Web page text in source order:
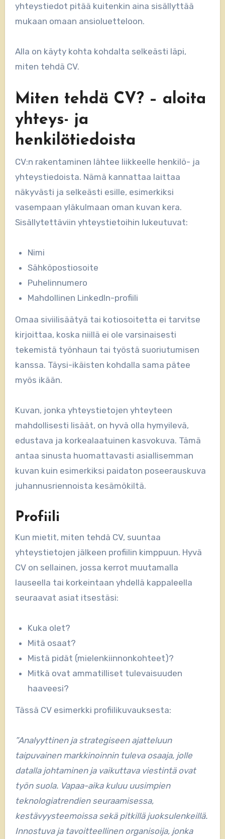
yhteystiedot pitää kuitenkin aina sisällyttää
mukaan omaan ansioluetteloon.
Alla on käyty kohta kohdalta selkeästi läpi,
miten tehdä CV.
Miten tehdä CV? – aloita
yhteys- ja
henkilötiedoista
CV:n rakentaminen lähtee liikkeelle henkilö- ja
yhteystiedoista. Nämä kannattaa laittaa
näkyvästi ja selkeästi esille, esimerkiksi
vasempaan yläkulmaan oman kuvan kera.
Sisällytettäviin yhteystietoihin lukeutuvat:
Nimi
Sähköpostiosoite
Puhelinnumero
Mahdollinen LinkedIn-profiili
Omaa siviilisäätyä tai kotiosoitetta ei tarvitse
kirjoittaa, koska niillä ei ole varsinaisesti
tekemistä työnhaun tai työstä suoriutumisen
kanssa. Täysi-ikäisten kohdalla sama pätee
myös ikään.
Kuvan, jonka yhteystietojen yhteyteen
mahdollisesti lisäät, on hyvä olla hymyilevä,
edustava ja korkealaatuinen kasvokuva. Tämä
antaa sinusta huomattavasti asiallisemman
kuvan kuin esimerkiksi paidaton poseerauskuva
juhannusriennoista kesämökiltä.
Profiili
Kun mietit, miten tehdä CV, suuntaa
yhteystietojen jälkeen profiilin kimppuun. Hyvä
CV on sellainen, jossa kerrot muutamalla
lauseella tai korkeintaan yhdellä kappaleella
seuraavat asiat itsestäsi:
Kuka olet?
Mitä osaat?
Mistä pidät (mielenkiinnonkohteet)?
Mitkä ovat ammatilliset tulevaisuuden
haaveesi?
Tässä CV esimerkki profiilikuvauksesta:
”Analyyttinen ja strategiseen ajatteluun
taipuvainen markkinoinnin tuleva osaaja, jolle
datalla johtaminen ja vaikuttava viestintä ovat
työn suola. Vapaa-aika kuluu uusimpien
teknologiatrendien seuraamisessa,
kestävyysteemoissa sekä pitkillä juoksulenkeillä.
Innostuva ja tavoitteellinen organisoija, jonka